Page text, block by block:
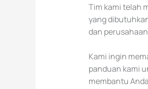
Tim kami telah
yang
dan
Kami ingin
panduan kami
membantu